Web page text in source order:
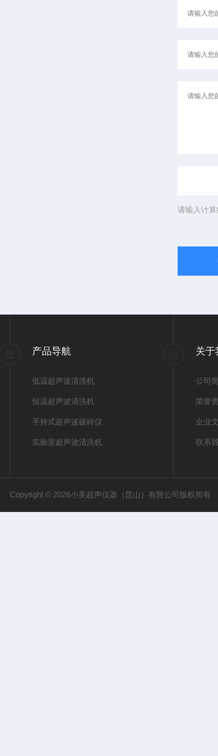
请输入计
产品导航
低温超声波清洗机
恒温超声波清洗机
手持式超声波破碎仪
实验室超声波清洗机
关于
公司
荣誉
企业
联系
Copyright © 2026小美超声仪器（昆山）有限公司版权所有